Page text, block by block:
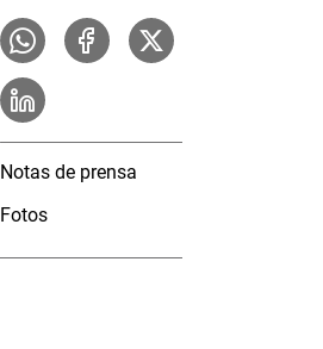
Notas de prensa
Fotos